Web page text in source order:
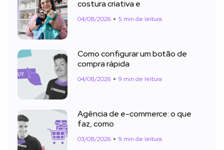
costura criativa e
04/08/2026 5 min de leitura
Como configurar um botão de
compra rápida
04/08/2026 9 min de leitura
Agência de e-commerce: o que
faz, como
03/08/2026 9 min de leitura